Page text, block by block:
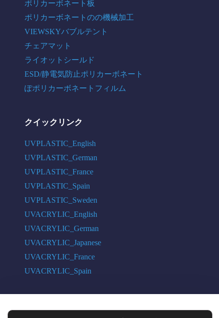
ポリカーボネート板
ポリカーボネートのの機械加工
VIEWSKYバブルテント
チェアマット
ライオットシールド
ESD/静電気防止ポリカーボネート
ぽポリカーボネートフィルム
クイックリンク
UVPLASTIC_English
UVPLASTIC_German
UVPLASTIC_France
UVPLASTIC_Spain
UVPLASTIC_Sweden
UVACRYLIC_English
UVACRYLIC_German
UVACRYLIC_Japanese
UVACRYLIC_France
UVACRYLIC_Spain